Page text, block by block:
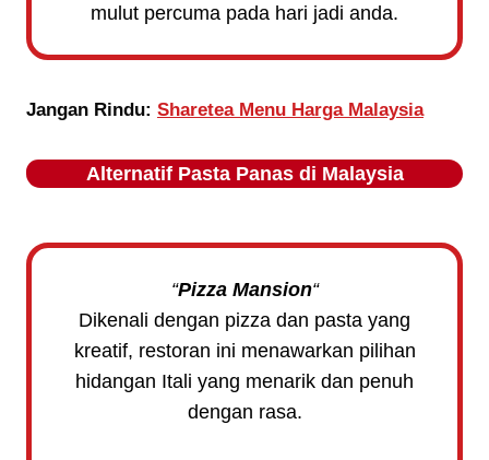
mulut percuma pada hari jadi anda.
Jangan Rindu: Sharetea Menu Harga Malaysia
Alternatif Pasta Panasdi Malaysia
“Pizza Mansion“
Dikenali dengan pizza dan pasta yang
kreatif, restoran ini menawarkan pilihan
hidangan Itali yang menarik dan penuh
dengan rasa.